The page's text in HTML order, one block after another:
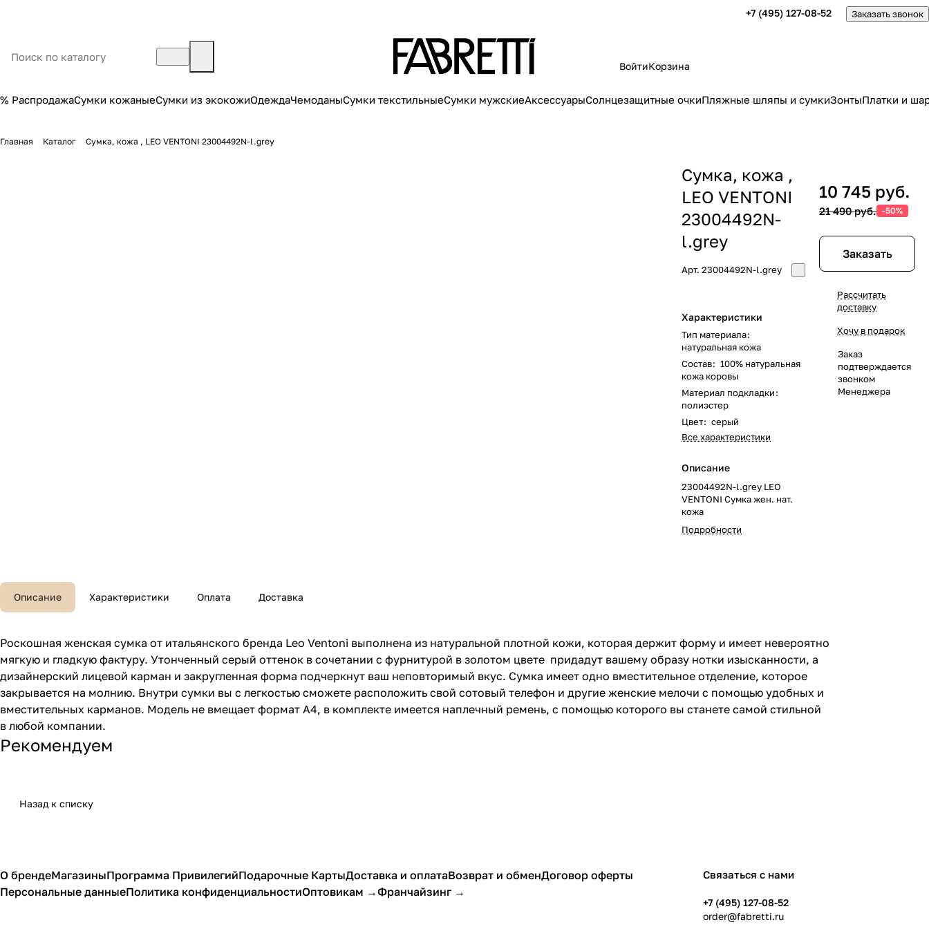
+7 (495) 127-08-52 Заказать звонок
ВойтиКорзина
% РаспродажаСумки кожаныеСумки из экокожиОдеждаЧемоданыСумки текстильныеСумки мужскиеАксессуарыСолнцезащитные очкиПляжные шляпы и сумкиЗонтыПлатки и
Главная Каталог Сумка, кожа , LEO VENTONI 23004492N-l.grey
Сумка, кожа ,
LEO VENTONI
23004492N-
l.grey
Арт. 23004492N-l.grey
Характеристики
Тип материала:
натуральная кожа
Состав: 100% натуральная
кожа коровы
Материал подкладки:
полиэстер
Цвет: серый
Все характеристики
Описание
23004492N-l.grey LEO
VENTONI Сумка жен. нат.
кожа
Подробности
10 745 руб.
21 490 руб. -50%
Заказать
Рассчитать
доставку
Хочу в подарок
Заказ
подтверждается
звонком
Менеджера
Описание Характеристики Оплата Доставка
Роскошная женская сумка от итальянского бренда Leo Ventoni выполнена из натуральной плотной кожи, которая держит форму и имеет невероятно
мягкую и гладкую фактуру. Утонченный серый оттенок в сочетании с фурнитурой в золотом цвете придадут вашему образу нотки изысканности, а
дизайнерский лицевой карман и закругленная форма подчеркнут ваш неповторимый вкус. Сумка имеет одно вместительное отделение, которое
закрывается на молнию. Внутри сумки вы с легкостью сможете расположить свой сотовый телефон и другие женские мелочи с помощью удобных и
вместительных карманов. Модель не вмещает формат A4, в комплекте имеется наплечный ремень, с помощью которого вы станете самой стильной
в любой компании.
Рекомендуем
Назад к списку
О брендеМагазиныПрограмма ПривилегийПодарочные КартыДоставка и оплатаВозврат и обменДоговор оферты
Персональные данныеПолитика конфиденциальностиОптовикам →Франчайзинг →
Связаться с нами
+7 (495) 127-08-52
order@fabretti.ru